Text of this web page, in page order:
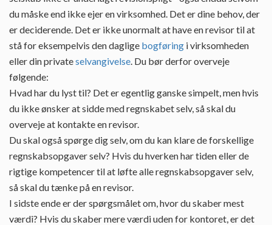
du måske end ikke ejer en virksomhed. Det er dine behov, der
er deciderende. Det er ikke unormalt at have en revisor til at
stå for eksempelvis den daglige bogføring i virksomheden
eller din privateselvangivelse. Du bør derfor overveje
følgende:
Hvad har du lyst til? Det er egentlig ganske simpelt, men hvis
du ikke ønsker at sidde med regnskabet selv, så skal du
overveje at kontakte en revisor.
Du skal også spørge dig selv, om du kan klare de forskellige
regnskabsopgaver selv? Hvis du hverken har tiden eller de
rigtige kompetencer til at løfte alle regnskabsopgaver selv,
så skal du tænke på en revisor.
I sidste ende er der spørgsmålet om, hvor du skaber mest
værdi? Hvis du skaber mere værdi uden for kontoret, er det